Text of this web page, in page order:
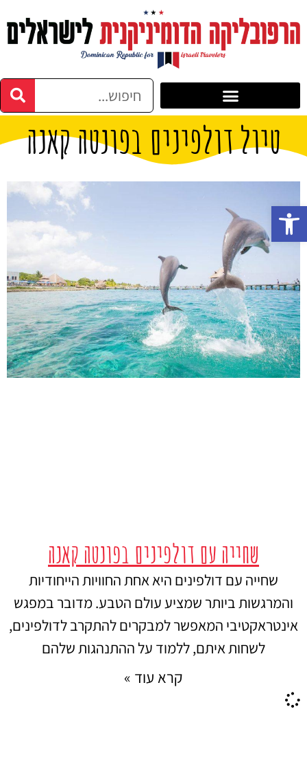
טיול דולפינים בפונטה קאנה
שחייה עם דולפינים בפונטה קאנה
שחייה עם דולפינים היא אחת החוויות הייחודיות
והמרגשות ביותר שמציע עולם הטבע. מדובר במפגש
אינטראקטיבי המאפשר למבקרים להתקרב לדולפינים,
לשחות איתם, ללמוד על ההתנהגות שלהם
קרא עוד »
פתח סרגל נגישות